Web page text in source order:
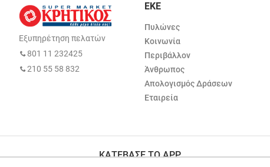
Εξυπηρέτηση πελατών
801 11 232425
210 55 58 832
ΕΚΕ
Πυλώνες
Κοινωνία
Περιβάλλον
Άνθρωπος
Απολογισμός Δράσεων
Εταιρεία
ΚΑΤΕΒΑΣΕ ΤΟ APP